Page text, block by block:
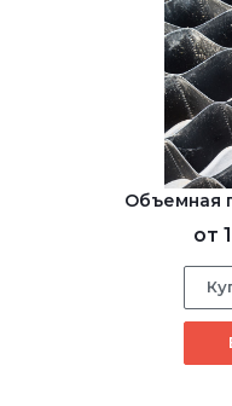
Объемная
от